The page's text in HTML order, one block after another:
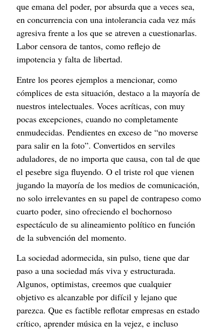
que emana del poder, por absurda que a veces sea,
en concurrencia con una intolerancia cada vez más
agresiva frente a los que se atreven a cuestionarlas.
Labor censora de tantos, como reflejo de
impotencia y falta de libertad.
Entre los peores ejemplos a mencionar, como
cómplices de esta situación, destaco a la mayoría de
nuestros intelectuales. Voces acríticas, con muy
pocas excepciones, cuando no completamente
enmudecidas. Pendientes en exceso de “no moverse
para salir en la foto”. Convertidos en serviles
aduladores, de no importa que causa, con tal de que
el pesebre siga fluyendo. O el triste rol que vienen
jugando la mayoría de los medios de comunicación,
no solo irrelevantes en su papel de contrapeso como
cuarto poder, sino ofreciendo el bochornoso
espectáculo de su alineamiento político en función
de la subvención del momento.
La sociedad adormecida, sin pulso, tiene que dar
paso a una sociedad más viva y estructurada.
Algunos, optimistas, creemos que cualquier
objetivo es alcanzable por difícil y lejano que
parezca. Que es factible reflotar empresas en estado
crítico, aprender música en la vejez, e incluso